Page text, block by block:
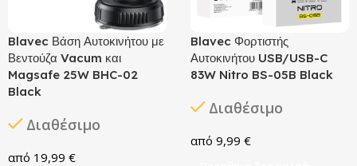
Blavec Βάση Αυτοκινήτου με
Βεντούζα Vacum και
Magsafe 25W BHC-02
Black
Διαθέσιμο
19,99 €
Blavec Φορτιστής
Αυτοκινήτου USB/USB-C
83W Nitro BS-05B Black
Διαθέσιμο
9,99 €